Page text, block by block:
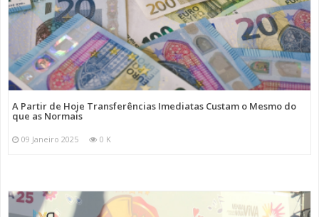
A Partir de Hoje Transferências Imediatas Custam o Mesmo do
que as Normais
09 Janeiro 2025 0 K